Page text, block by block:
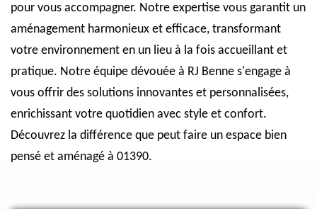
pour vous accompagner. Notre expertise vous garantit un
aménagement harmonieux et efficace, transformant
votre environnement en un lieu à la fois accueillant et
pratique. Notre équipe dévouée à RJ Benne s'engage à
vous offrir des solutions innovantes et personnalisées,
enrichissant votre quotidien avec style et confort.
Découvrez la différence que peut faire un espace bien
pensé et aménagé à 01390.